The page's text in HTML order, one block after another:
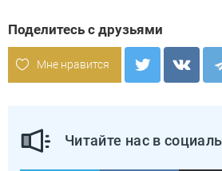
Поделитесь с друзьями
Мне нравится
Читайте нас в